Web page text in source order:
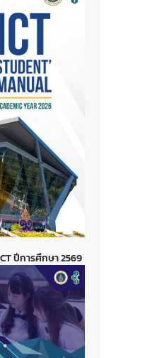
ปีการศึกษา 2569